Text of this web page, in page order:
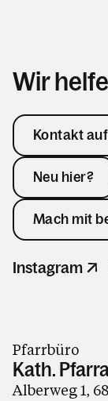
Wir
Kontakt
Neu hier?
Mach mit
Instagram
Pfarrbüro
Kath.
Alberweg 1,